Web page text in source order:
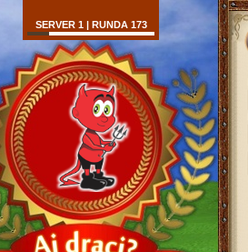
SERVER 1 | RUNDA 173